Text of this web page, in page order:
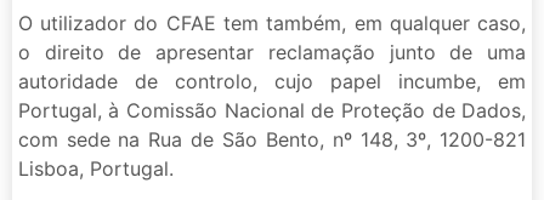
O utilizador do CFAE tem também, em qualquer caso,
o direito de apresentar reclamação junto de uma
autoridade de controlo, cujo papel incumbe, em
Portugal, à Comissão Nacional de Proteção de Dados,
com sede na Rua de São Bento, nº 148, 3º, 1200-821
Lisboa, Portugal.